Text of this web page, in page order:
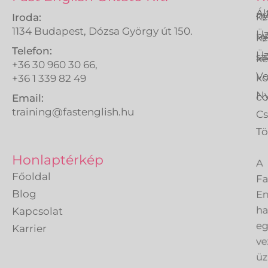
Iroda:
1134 Budapest, Dózsa György út 150.
Telefon:
+36 30 960 30 66,
+36 1 339 82 49
Email:
training@fastenglish.hu
Honlaptérkép
Főoldal
Blog
Kapcsolat
Karrier